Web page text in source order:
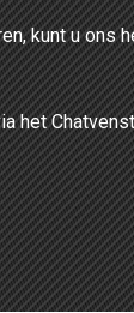
kunt u ons
het